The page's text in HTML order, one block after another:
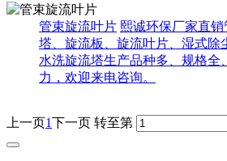
管束旋流叶片 熙诚环保厂家直
塔、旋流板、旋流叶片、湿式除
水洗旋流塔生产品种多、规格全
力，欢迎来电咨询。
上一页1下一页 转至第